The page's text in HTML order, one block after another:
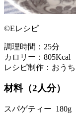
©Eレシピ
調理時間：25分
カロリー：805Kcal
レシピ制作：おう
材料（2人分）
スパゲティー 180g